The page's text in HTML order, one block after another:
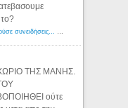
Ένα βιβλίο που πολεμήθηκε γιατί ξυπνούσε συνειδήσεις... - Λόγιος Ερμής | Η γνώση ξεκινάει με την αναζήτηση...
ΤΗΣ ΜΑΝΗΣ.
ούτε